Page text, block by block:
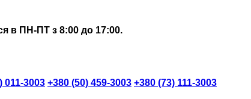
в ПН-ПТ з 8:00 до 17:00.
011-3003 +380 (50) 459-3003 +380 (73) 111-3003